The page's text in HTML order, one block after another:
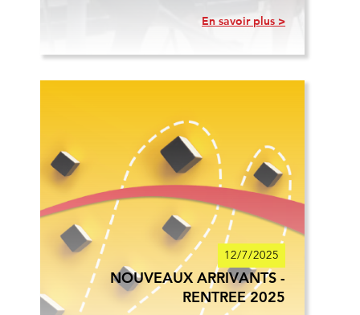
En savoir plus >
12/7/2025
NOUVEAUX ARRIVANTS -
RENTREE 2025